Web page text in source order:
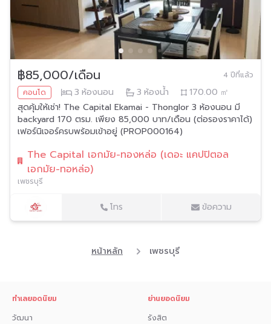
฿85,000/เดือน
4 ปีที่แล้ว
คอนโด
3 ห้องนอน 3 ห้องน้ำ 170.00 ㎡
สุดคุ้มให้เช่า! The Capital Ekamai - Thonglor 3 ห้องนอน มี
backyard 170 ตรม. เพียง 85,000 บาท/เดือน (ต่อรองราคาได้)
เฟอร์นิเจอร์ครบพร้อมเข้าอยู่ (PROP000164)
The Capital เอกมัย-ทองหล่อ (เดอะ แคปปิตอล
เอกมัย-ทอหล่อ)
เพชรบุรี
โทร ข้อความ
หน้าหลัก เพชรบุรี
ทำเลยอดนิยม
วัฒนา
ย่านยอดนิยม
รังสิต